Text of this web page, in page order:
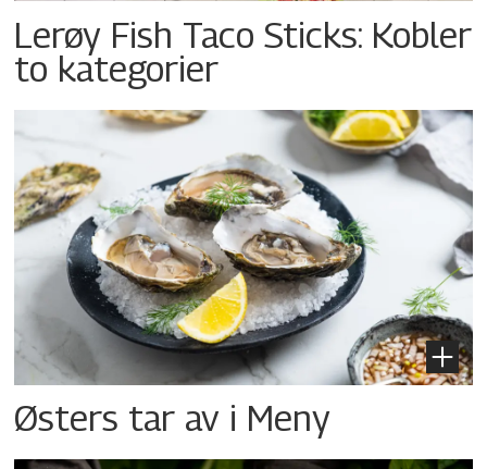
Lerøy Fish Taco Sticks: Kobler
to kategorier
Østers tar av i Meny